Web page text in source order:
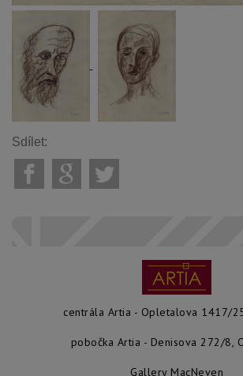
Sdílet:
centrála Artia - Opletalova 1417/
pobočka Artia - Denisova 272/8,
Gallery MacNeven